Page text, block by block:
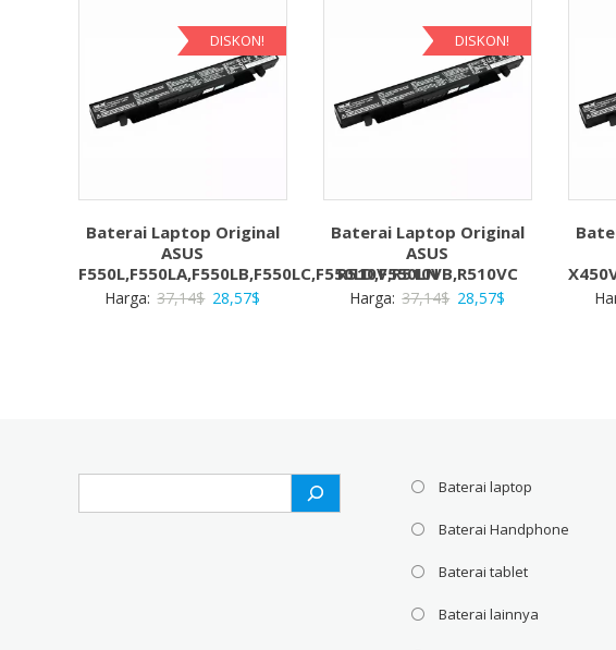
DISKON!
Baterai Laptop Original
ASUS
F550L,F550LA,F550LB,F550LC,F550LD,F550LN
Harga: 37,14$ Harga
28,57$
DISKON!
Baterai Laptop Original
ASUS
R510V,R510VB,R510VC
Harga: 37,14$ Harga
28,57$
Baterai laptop
Baterai Handphone
Baterai tablet
Baterai lainnya